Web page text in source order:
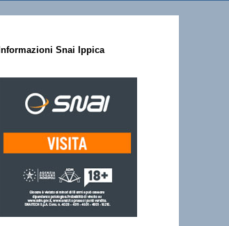
Informazioni Snai Ippica